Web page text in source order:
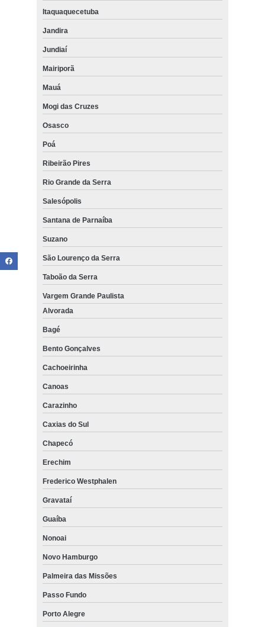
Itaquaquecetuba
Jandira
Jundiaí
Mairiporã
Mauá
Mogi das Cruzes
Osasco
Poá
Ribeirão Pires
Rio Grande da Serra
Salesópolis
Santana de Parnaíba
Suzano
São Lourenço da Serra
Taboão da Serra
Vargem Grande Paulista
Alvorada
Bagé
Bento Gonçalves
Cachoeirinha
Canoas
Carazinho
Caxias do Sul
Chapecó
Erechim
Frederico Westphalen
Gravataí
Guaíba
Nonoai
Novo Hamburgo
Palmeira das Missões
Passo Fundo
Porto Alegre